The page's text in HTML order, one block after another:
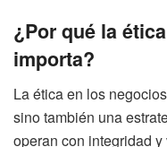
¿Por qué la
importa?
La ética en los
sino también una
operan con integridad